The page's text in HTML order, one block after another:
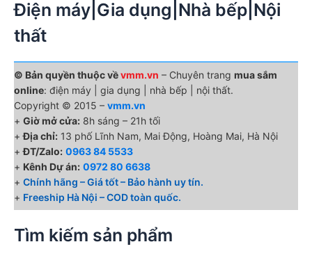
Điện máy|Gia dụng|Nhà bếp|Nội
thất
© Bản quyền thuộc vềvmm.vn – Chuyên trang mua sắm
online: điện máy | gia dụng | nhà bếp | nội thất.
Copyright © 2015 – vmm.vn
+ Giờ mở cửa: 8h sáng – 21h tối
+Địa chỉ: 13 phố Lĩnh Nam, Mai Động, Hoàng Mai, Hà Nội
+ĐT/Zalo: 0963 84 5533
+ Kênh Dự án: 0972 80 6638
+ Chính hãng – Giá tốt – Bảo hành uy tín.
+ Freeship Hà Nội – COD toàn quốc.
Tìm kiếm sản phẩm